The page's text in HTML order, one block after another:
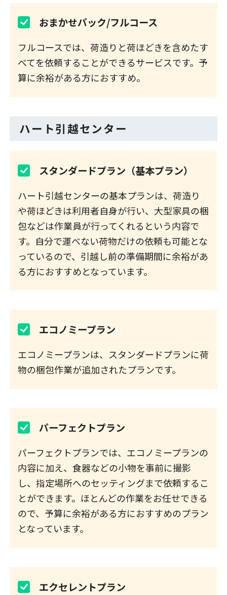
おまかせパック/フルコース
フルコースでは、荷造りと荷ほどきを含めたす
べてを依頼することができるサービスです。予
算に余裕がある方におすすめ。
ハート引越センター
スタンダードプラン（基本プラン）
ハート引越センターの基本プランは、荷造り
や荷ほどきは利用者自身が行い、大型家具の梱
包などは作業員が行ってくれるという内容で
す。自分で運べない荷物だけの依頼も可能とな
っているので、引越し前の準備期間に余裕があ
る方におすすめとなっています。
エコノミープラン
エコノミープランは、スタンダードプランに荷
物の梱包作業が追加されたプランです。
パーフェクトプラン
パーフェクトプランでは、エコノミープランの
内容に加え、食器などの小物を事前に撮影
し、指定場所へのセッティングまで依頼するこ
とができます。ほとんどの作業をお任せできる
ので、予算に余裕がある方におすすめのプラン
となっています。
エクセレントプラン